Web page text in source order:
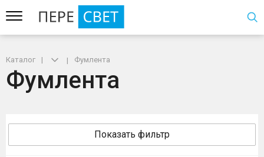
Каталог Фумлента
Фумлента
Показать фильтр